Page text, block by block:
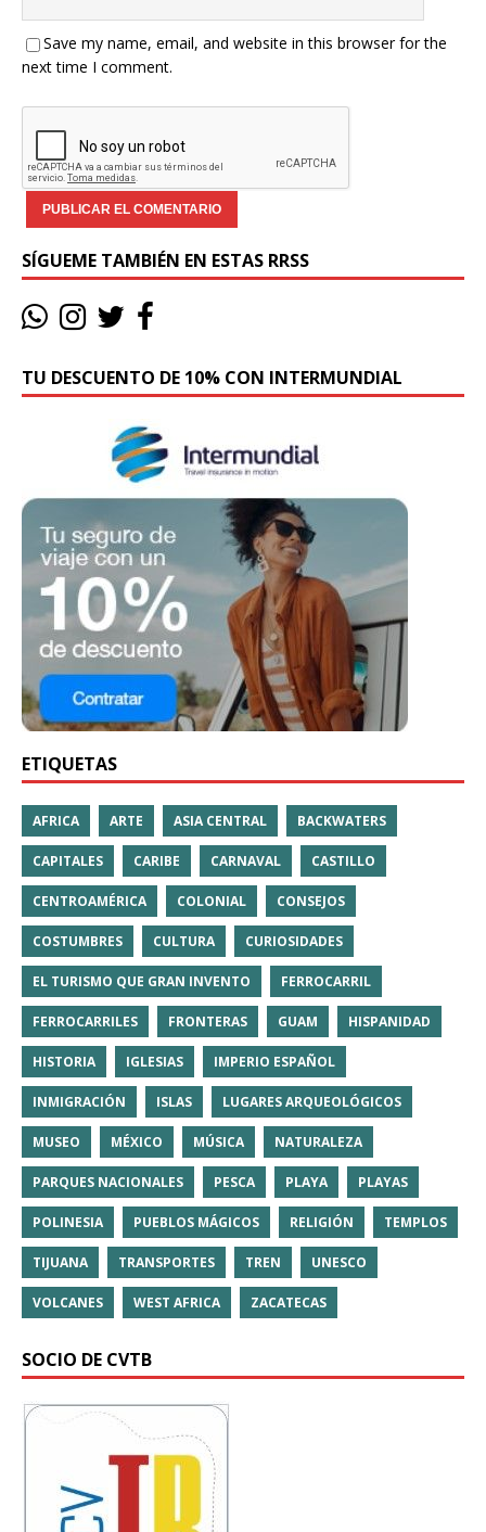
Save my name, email, and website in this browser for the
next time I comment.
SÍGUEME TAMBIÉN EN ESTAS RRSS
TU DESCUENTO DE 10% CON INTERMUNDIAL
ETIQUETAS
AFRICA ARTE ASIA CENTRAL BACKWATERS
CAPITALES CARIBE CARNAVAL CASTILLO
CENTROAMÉRICA COLONIAL CONSEJOS
COSTUMBRES CULTURA CURIOSIDADES
EL TURISMO QUE GRAN INVENTO FERROCARRIL
FERROCARRILES FRONTERAS GUAM HISPANIDAD
HISTORIA IGLESIAS IMPERIO ESPAÑOL
INMIGRACIÓN ISLAS LUGARES ARQUEOLÓGICOS
MUSEO MÉXICO MÚSICA NATURALEZA
PARQUES NACIONALES PESCA PLAYA PLAYAS
POLINESIA PUEBLOS MÁGICOS RELIGIÓN TEMPLOS
TIJUANA TRANSPORTES TREN UNESCO
VOLCANES WEST AFRICA ZACATECAS
SOCIO DE CVTB